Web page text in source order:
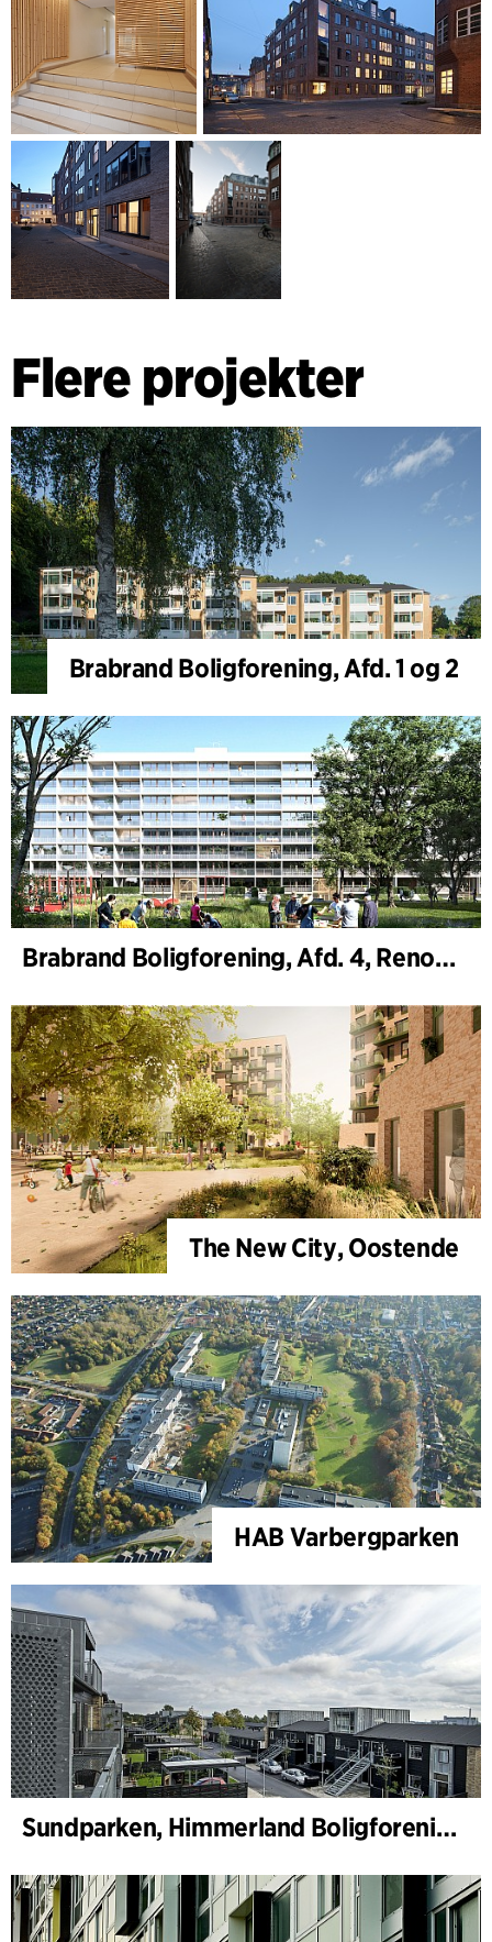
Flere projekter
Brabrand Boligforening, Afd. 1 og 2
Brabrand Boligforening, Afd. 4, Renovering
The New City, Oostende
HAB Varbergparken
Sundparken, Himmerland Boligforening, afdeling 19 & 22